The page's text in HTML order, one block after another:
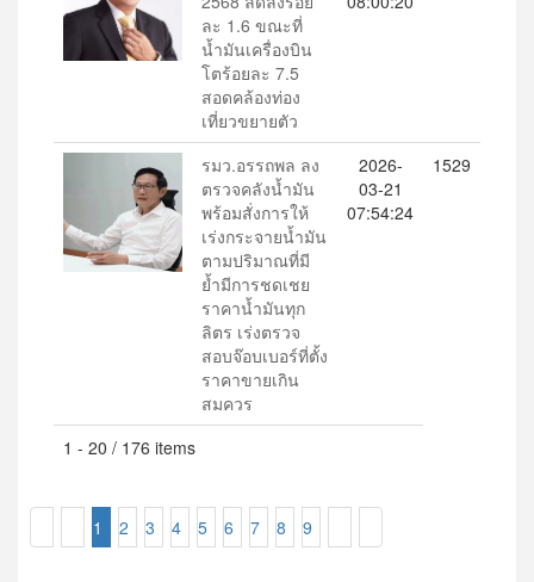
ละ 1.6 ขณะที่
น้ำมันเครื่องบิน
โตร้อยละ 7.5
สอดคล้องท่อง
เที่ยวขยายตัว
รมว.อรรถพล ลง
ตรวจคลังน้ำมัน
พร้อมสั่งการให้
เร่งกระจายน้ำมัน
ตามปริมาณที่มี
ย้ำมีการชดเชย
ราคาน้ำมันทุก
ลิตร เร่งตรวจ
สอบจ๊อบเบอร์ที่ตั้ง
ราคาขายเกิน
สมควร
2026-
03-21
07:54:24
1529
1 - 20 / 176 items
1 2 3 4 5 6 7 8 9